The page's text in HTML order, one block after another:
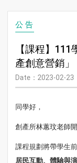
公告
【課程】
產創意營銷」
Date：2023-02-23
同學好，
創產所林蕙玟老師
課程規劃將帶學生
居民互動、體驗與